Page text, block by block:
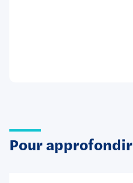
Pour approfondir